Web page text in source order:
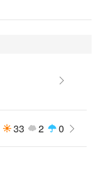
33 2 0